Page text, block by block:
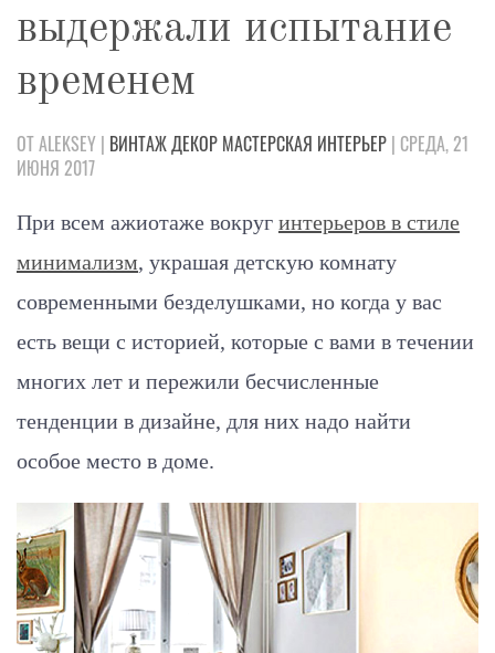
выдержали испытание
временем
ОТ ALEKSEY | ВИНТАЖДЕКОР МАСТЕРСКАЯ ИНТЕРЬЕР | СРЕДА, 21
ИЮНЯ 2017
При всем ажиотаже вокруг интерьеров в стиле
минимализм, украшая детскую комнату
современными безделушками, но когда у вас
есть вещи с историей, которые с вами в течении
многих лет и пережили бесчисленные
тенденции в дизайне, для них надо найти
особое место в доме.